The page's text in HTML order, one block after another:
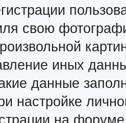
свою
иных
данные
настройке
на